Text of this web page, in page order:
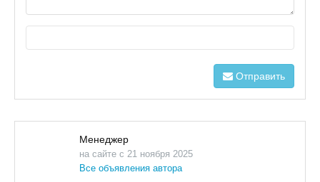
Отправить
Менеджер
на сайте с 21 ноября 2025
Все объявления автора